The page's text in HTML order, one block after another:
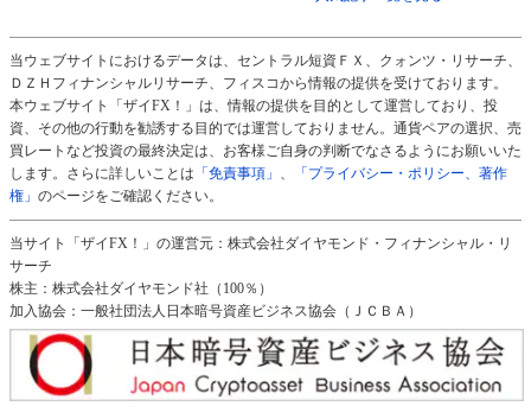
当ウェブサイトにおけるデータは、セントラル短資ＦＸ、クォンツ・リサーチ、
ＤＺＨフィナンシャルリサーチ、フィスコから情報の提供を受けております。
本ウェブサイト「ザイFX！」は、情報の提供を目的として運営しており、投
資、その他の行動を勧誘する目的では運営しておりません。通貨ペアの選択、売
買レートなど投資の最終決定は、お客様ご自身の判断でなさるようにお願いいた
します。さらに詳しいことは 「免責事項」
「プライバシー・ポリシー、著作
権」 のページをご確認ください。
当サイト「ザイFX！」の運営元：株式会社ダイヤモンド・フィナンシャル・リ
サーチ
株主：株式会社ダイヤモンド社（100％）
加入協会：一般社団法人日本暗号資産ビジネス協会（ＪＣＢＡ）